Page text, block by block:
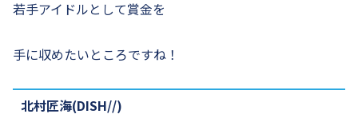
若手アイドルとして賞金を
手に収めたいところですね！
北村匠海(DISH//)